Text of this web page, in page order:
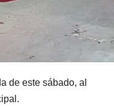
de este sábado, al